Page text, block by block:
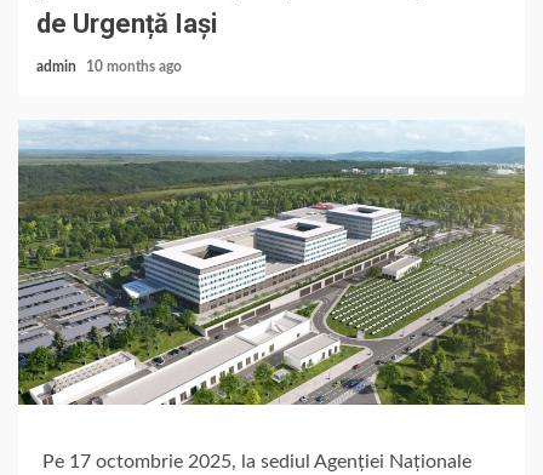
de Urgență Iași
admin 10 months ago
Pe 17 octombrie 2025, la sediul Agenției Naționale